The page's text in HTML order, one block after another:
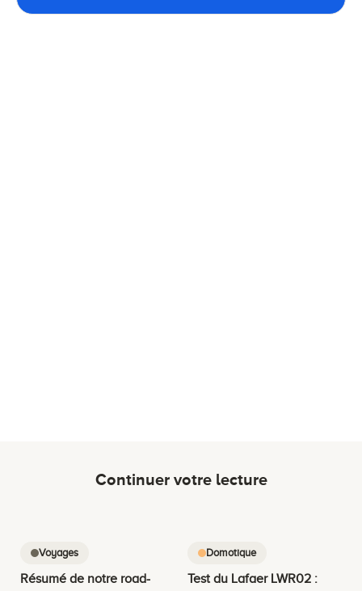
Continuer votre lecture
Voyages
Résumé de notre road-
Domotique
Test du Lafaer LWR02 :